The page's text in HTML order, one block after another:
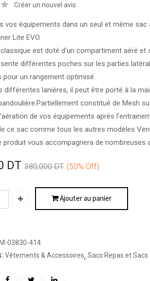
Créer un nouvel avis
vos équipements dans un seul et même
Lite EVO.
est doté d'un compartiment aéré et
différentes poches sur les parties
pour un rangement optimisé.
différentes lanières, il peut être porté à la
constitué de Mesh
de vos équipements après
ce sac comme tous les autres modèles
produit vous accompagnera de nombreuses
DT 380,000DT (50% Off)
Ajouter au panier
03830-414
Vêtements & Accessoires, Sacs Repas et